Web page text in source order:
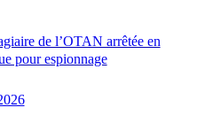
de l’OTAN arrêtée en
pour espionnage